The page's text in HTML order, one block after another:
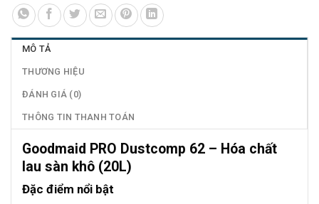
MÔ TẢ
THƯƠNG HIỆU
ĐÁNH GIÁ (0)
THÔNG TIN THANH TOÁN
Goodmaid PRO Dustcomp 62 – Hóa chất
lau sàn khô (20L)
Đặc điểm nổi bật